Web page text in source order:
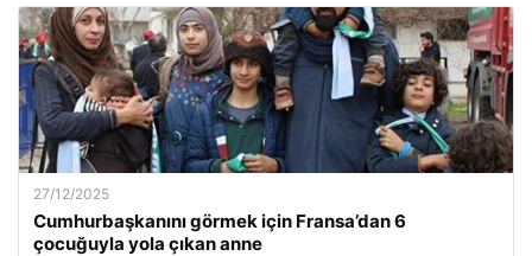
27/12/2025
Cumhurbaşkanını görmek için Fransa’dan 6
çocuğuyla yola çıkan anne